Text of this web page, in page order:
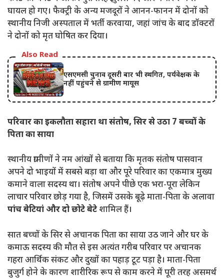
घायल हो गए। फैक्ट्री के अन्य मजदूरों ने आनन-फानन में दोनों को
स्थानीय निजी अस्पताल में भर्ती करवाया, जहां जांच के बाद डॉक्टरों
ने दोनों को मृत घोषित कर दिया।
Also Read
एसएमसी चुनाव दूसरी बार भी स्थगित, पर्यवेक्षक के
नहीं पहुंचने से ग्रामीण मायूस
परिवार का इकलौता सहारा था संतोष, सिर से उठा 7 बच्चों के
पिता का साया
स्थानीय ग्रामीणों ने नम आंखों से बताया कि मृतक संतोष पासवान
अपने दो भाइयों में सबसे बड़ा था और पूरे परिवार का एकमात्र मुख्य
कमाने वाला सदस्य था। संतोष अपने पीछे एक भरा-पूरा लेकिन
लाचार परिवार छोड़ गया है, जिसमें उसके बूढ़े माता-पिता के अलावा
पांच बेटियां और दो छोटे बेटे शामिल हैं।
सात बच्चों के सिर से अचानक पिता का साया उठ जाने और घर के
कमाऊ सदस्य की मौत से इस अत्यंत गरीब परिवार पर अचानक
गहरा आर्थिक संकट और दुखों का पहाड़ टूट पड़ा है। माता-पिता
बुजुर्ग होने के कारण शारीरिक रूप से काम करने में पूरी तरह असमर्थ